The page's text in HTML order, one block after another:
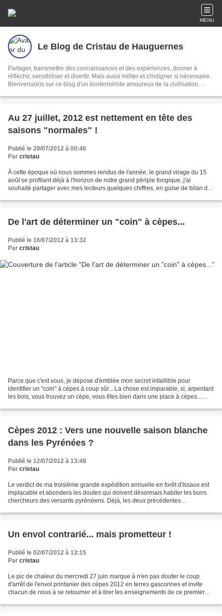
MENU
Le Blog de Cristau de Hauguernes
Partager, transmettre des connaissances et des expériences, donner à
réfléchir, sensibiliser et divertir. Mais aussi militer et s'indigner si nécessaire.
Bienvenu(e)s sur ce blog d'un écoterroiriste amoureux de la civilisation
écriture et langue gasconne vous seront proposées au fil des saisons et au
Au 27 juillet, 2012 est nettement en tête des
saisons "normales" !
Publié le 28/07/2012 à 00:46
Par cristau
À cette époque où nous sommes rendus de l'année, le grand virage du 15
août se profilant déjà à l'horizon de notre grand périple fongique, j'ai
souhaité partager avec mes lecteurs quelques chiffres, en guise de bilan de
De l'art de déterminer un "coin" à cèpes...
Publié le 16/07/2012 à 13:32
Par cristau
Parce que c'est vous, je dépose d'emblée mon secret infaillible pour
identifier un "coin" à cèpes à coup sûr... La chose est imparable, si, arpentant
les bois, vous trouvez un cèpe, vous êtes bien dans une place à cèpes...
Cèpes 2012 : Vers une nouvelle saison blanche
dans les Pyrénées ?
Publié le 12/07/2012 à 13:48
Par cristau
Le verdict de ma troisième grande expédition annuelle en forêt d'Issaux est
implacable et abondera les doutes qui doivent désormais habiter les bons
chercheurs des versants pyrénéens. Déjà, les deux précédentes
Un envol contrarié... mais prometteur !
Publié le 02/07/2012 à 13:15
Par cristau
Le pic de chaleur du mercredi 27 juin marque à n'en pas douter le coup
d'arrêt de l'envol printanier des cèpes 2012 en terres gasconnes et invite
chacun de nous à se retourner et à tirer les enseignements de ce premier